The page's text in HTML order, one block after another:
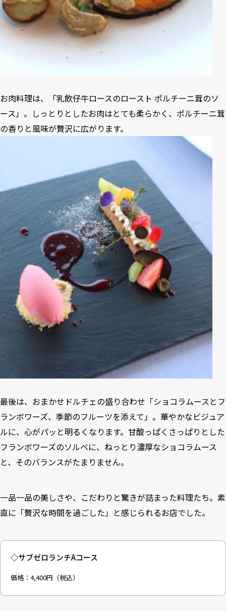
お肉料理は、「乳飲仔牛ロースのロースト ポルチーニ茸のソ
ース」。しっとりとしたお肉はとても柔らかく、ポルチーニ茸
の香りと風味が贅沢に広がります。
最後は、おまかせドルチェの盛り合わせ「ショコラムースとフ
ランボワーズ、季節のフルーツを添えて」。華やかなビジュア
ルに、心がパッと明るくなります。甘酸っぱくさっぱりとした
フランボワーズのソルベに、ねっとり濃厚なショコラムース
と、そのバランスがたまりません。
一品一品の美しさや、こだわりと驚きが詰まった料理たち。素
直に「贅沢な時間を過ごした」と感じられるお店でした。
◇サブゼロランチAコース
価格：4,400円（税込）